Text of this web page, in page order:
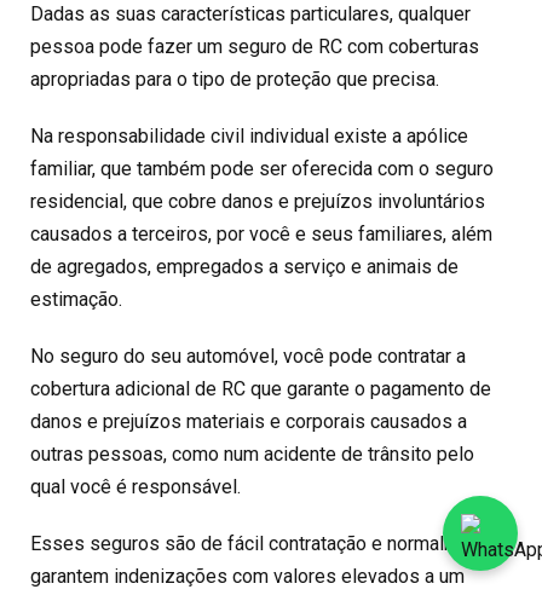
Dadas as suas características particulares, qualquer
pessoa pode fazer um seguro de RC com coberturas
apropriadas para o tipo de proteção que precisa.
Na responsabilidade civil individual existe a apólice
familiar, que também pode ser oferecida com o seguro
residencial, que cobre danos e prejuízos involuntários
causados a terceiros, por você e seus familiares, além
de agregados, empregados a serviço e animais de
estimação.
No seguro do seu automóvel, você pode contratar a
cobertura adicional de RC que garante o pagamento de
danos e prejuízos materiais e corporais causados a
outras pessoas, como num acidente de trânsito pelo
qual você é responsável.
Esses seguros são de fácil contratação e normalmente
garantem indenizações com valores elevados a um